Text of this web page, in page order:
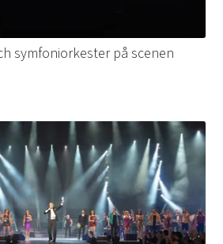
symfoniorkester på scenen